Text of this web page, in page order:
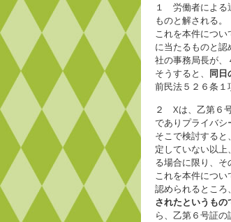
１ 労働者による
ものと解される。
これを本件につ
に当たるものと
社の事務局長が、
そうすると、 同日
前民法５２６条１
２ Xは、乙第６
でありプライバシ
そこで検討する
定していない以
る場合に限り、そ
これを本件につ
認められるところ
されたというも
ら、乙第６号証の